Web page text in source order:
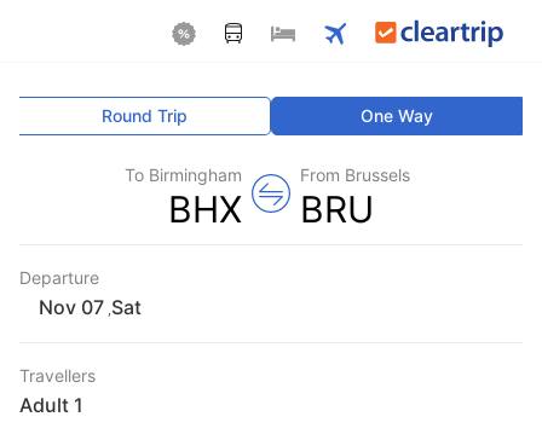
One Way
Round Trip
From Brussels
BRU
To Birmingham
BHX
Departure
Sat
Travellers
1 Adult